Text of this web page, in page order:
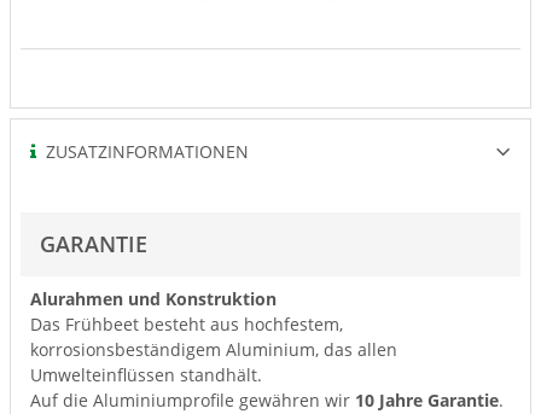
ZUSATZINFORMATIONEN
GARANTIE
Alurahmen und Konstruktion
Das Frühbeet besteht aus hochfestem,
korrosionsbeständigem Aluminium, das allen
Umwelteinflüssen standhält.
Auf die Aluminiumprofile gewähren wir 10 Jahre Garantie.